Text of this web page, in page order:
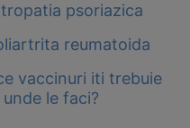
psoriazica
reumatoida
vaccinuri iti trebuie
le faci?